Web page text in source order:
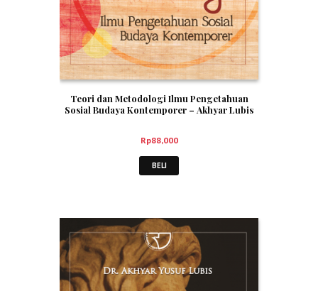
Teori dan Metodologi Ilmu Pengetahuan
Sosial Budaya Kontemporer – Akhyar Lubis
Rp88,000
BELI